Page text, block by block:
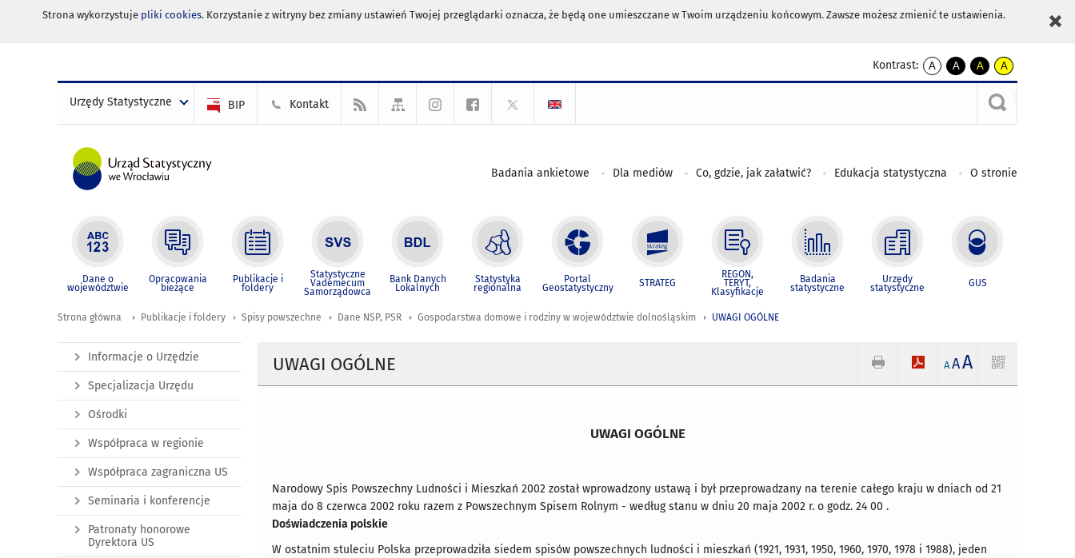
Strona wykorzystuje pliki cookies. Korzystanie z witryny bez zmiany ustawień Twojej przeglądarki oznacza, że będą one umieszczane w Twoim urządzeniu końcowym. Zawsze możesz zmienić te ustawienia.
Kontrast:
A
kontrast
A
kontrast
czarnym
A
kontrast
żółty
tekst
czarnym
A
kontrast
czarny
tekst
żółtym
Urzędy Statystyczne BIP Kontakt
Badania ankietowe Dla mediów Co, gdzie, jak załatwić? Edukacja statystyczna O stronie
Dane o
województwie
Opracowania
bieżące
Publikacje i
foldery
Statystyczne
Vademecum
Samorządowca
Bank Danych
Lokalnych
Statystyka
regionalna
Portal
Geostatystyczny STRATEG
REGON,
TERYT,
Klasyfikacje
Badania
statystyczne
Urzędy
statystyczne GUS
Strona główna Publikacje i foldery Spisy powszechne Dane NSP, PSR Gospodarstwa domowe i rodziny w województwie dolnośląskim UWAGI OGÓLNE
UWAGI OGÓLNE A AA
UWAGI OGÓLNE
Narodowy Spis Powszechny Ludności i Mieszkań 2002 został wprowadzony ustawą i był przeprowadzany na terenie całego kraju w dniach od 21
maja do 8 czerwca 2002 roku razem z Powszechnym Spisem Rolnym - według stanu w dniu 20 maja 2002 r. o godz. 24 00 .
Doświadczenia polskie
W ostatnim stuleciu Polska przeprowadziła siedem spisów powszechnych ludności i mieszkań (1921, 1931, 1950, 1960, 1970, 1978 i 1988), jeden
Informacje o Urzędzie
Specjalizacja Urzędu
Ośrodki
Współpraca w regionie
Współpraca zagraniczna US
Seminaria i konferencje
Patronaty honorowe
Dyrektora US